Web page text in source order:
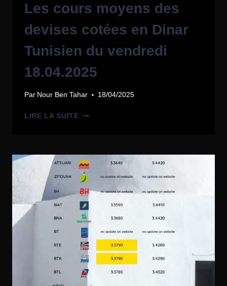
Les cours moyens des
devises cotées en Dinar
Tunisien du vendredi
18.04.2025
Par Nour Ben Tahar 18/04/2025
LIRE LA SUITE